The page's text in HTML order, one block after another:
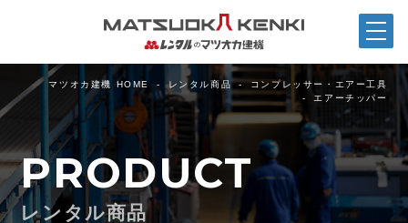
マツオカ建機 HOME レンタル商品
コンプレッサー・エアー工具
エアーチッパー
PRODUCT
レンタル商品